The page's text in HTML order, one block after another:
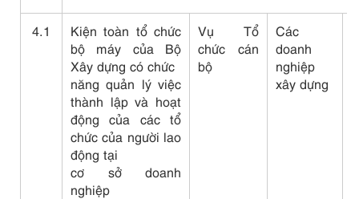
4.1
Kiện toàn tổ chức
bộ máy của Bộ
Xây dựng có chức
năng quản lý việc
thành lập và hoạt
động của các tổ
chức của người lao
động tại
cơ sở doanh
nghiệp
Vụ Tổ
chức cán
bộ
Các
doanh
nghiệp
xây dựng